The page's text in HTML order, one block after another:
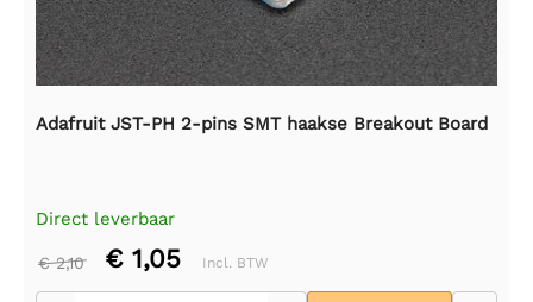
Adafruit JST-PH 2-pins SMT haakse Breakout Board
Direct leverbaar
€ 2,10 € 1,05 Incl. BTW